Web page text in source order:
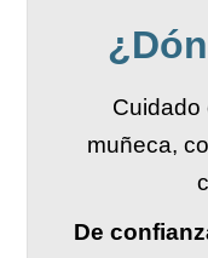
Cuidado
muñeca,
De